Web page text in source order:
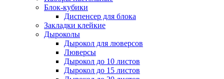
Блок-кубики
Диспенсер для блока
Закладки клейкие
Дыроколы
Дырокол для люверсов
Люверсы
Дырокол до 10 листов
Дырокол до 15 листов